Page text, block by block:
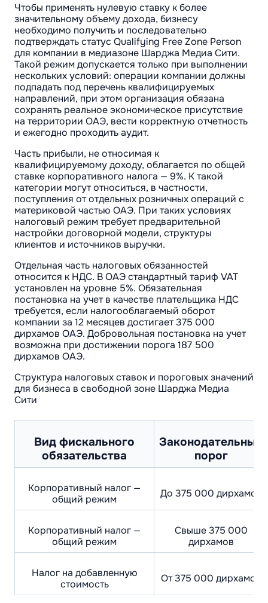
Чтобы применять нулевую ставку к более
значительному объему дохода, бизнесу
необходимо получить и последовательно
подтверждать статус Qualifying Free Zone Person
для компании в медиазоне Шарджа Медиа Сити.
Такой режим допускается только при выполнении
нескольких условий: операции компании должны
подпадать под перечень квалифицируемых
направлений, при этом организация обязана
сохранять реальное экономическое присутствие
на территории ОАЭ, вести корректную отчетность
и ежегодно проходить аудит.
Часть прибыли, не относимая к
квалифицируемому доходу, облагается по общей
ставке корпоративного налога — 9%. К такой
категории могут относиться, в частности,
поступления от отдельных розничных операций с
материковой частью ОАЭ. При таких условиях
налоговый режим требует предварительной
настройки договорной модели, структуры
клиентов и источников выручки.
Отдельная часть налоговых обязанностей
относится к НДС. В ОАЭ стандартный тариф VAT
установлен на уровне 5%. Обязательная
постановка на учет в качестве плательщика НДС
требуется, если налогооблагаемый оборот
компании за 12 месяцев достигает 375 000
дирхамов ОАЭ. Добровольная постановка на учет
возможна при достижении порога 187 500
дирхамов ОАЭ.
Структура налоговых ставок и пороговых значений
для бизнеса в свободной зоне Шарджа Медиа
Сити
Вид фискального
обязательства
Законодательный
порог
Корпоративный налог —
общий режим
До 375 000 дирхамов
Корпоративный налог —
общий режим
Свыше 375 000
дирхамов
Налог на добавленную
стоимость
От 375 000 дирхамов